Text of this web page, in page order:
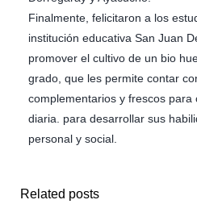
Finalmente, felicitaron a los
institución educativa San Juan
promover el cultivo de un bio
grado, que les permite contar
complementarios y frescos para
diaria. para desarrollar sus
personal y social.
Related posts